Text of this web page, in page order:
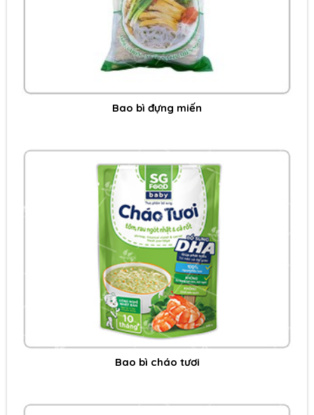
Bao bì đựng miến
Bao bì cháo tươi